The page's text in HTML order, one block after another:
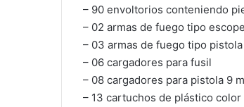
– 90 envoltorios conteniendo
– 02 armas de fuego tipo
– 03 armas de fuego tipo pistola
– 06 cargadores para fusil
– 08 cargadores para pistola 9
– 13 cartuchos de plástico